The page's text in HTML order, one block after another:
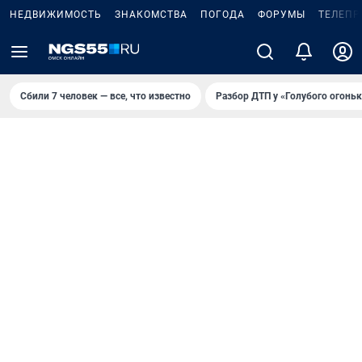
НЕДВИЖИМОСТЬ ЗНАКОМСТВА ПОГОДА ФОРУМЫ
Сбили 7 человек — все, что известно Разбор ДТП у «Голубого